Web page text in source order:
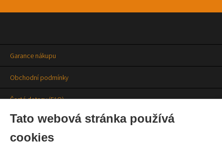
Tato webová stránka používá
cookies
Garance nákupu
Obchodní podmínky
Časté dotazy (FAQ)
Prodejny